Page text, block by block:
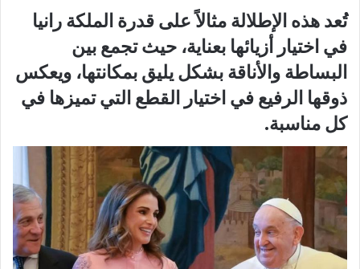
تُعد هذه الإطلالة مثالاً على قدرة الملكة رانيا
في اختيار أزيائها بعناية، حيث تجمع بين
البساطة والأناقة بشكل يليق بمكانتها، ويعكس
ذوقها الرفيع في اختيار القطع التي تميزها في
كل مناسبة.